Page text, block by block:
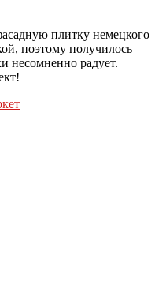
плитку немецкого
поэтому получилось
несомненно радует.